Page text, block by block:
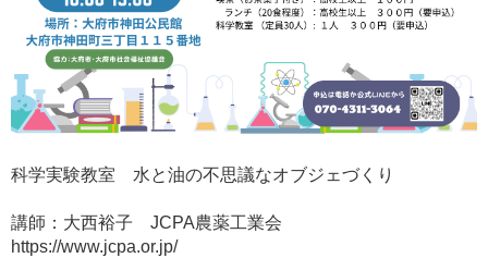
科学実験教室 水と油の不思議なオブジェづくり
講師：大西裕子 JCPA農薬工業会
https://www.jcpa.or.jp/